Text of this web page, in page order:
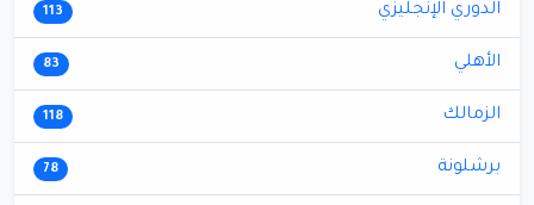
الدوري الإنجليزي 113
الأهلي 83
الزمالك 118
برشلونة 78